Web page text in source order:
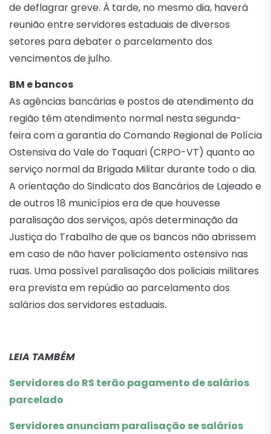
de deflagrar greve. À tarde, no mesmo dia, haverá
reunião entre servidores estaduais de diversos
setores para debater o parcelamento dos
vencimentos de julho.
BM e bancos
As agências bancárias e postos de atendimento da
região têm atendimento normal nesta segunda-
feira com a garantia do Comando Regional de Polícia
Ostensiva do Vale do Taquari (CRPO-VT) quanto ao
serviço normal da Brigada Militar durante todo o dia.
A orientação do Sindicato dos Bancários de Lajeado e
de outros 18 municípios era de que houvesse
paralisação dos serviços, após determinação da
Justiça do Trabalho de que os bancos não abrissem
em caso de não haver policiamento ostensivo nas
ruas. Uma possível paralisação dos policiais militares
era prevista em repúdio ao parcelamento dos
salários dos servidores estaduais.
LEIA TAMBÉM
Servidores do RS terão pagamento de salários
parcelado
Servidores anunciam paralisação se salários